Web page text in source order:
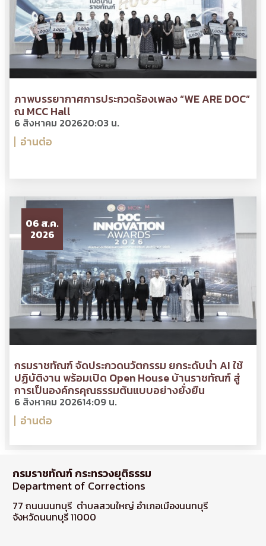
ภาพบรรยากาศการประกวดร้องเพลง “WE ARE DOC”
ณ MCC Hall
6 สิงหาคม 202620:03 น.
อ่านต่อ
06 ส.ค.
2026
กรมราชทัณฑ์ จัดประกวดนวัตกรรม ยกระดับนำ AI ใช้
ปฏิบัติงาน พร้อมเปิด Open House บ้านราชทัณฑ์ สู่
การเป็นองค์กรคุณธรรมต้นแบบอย่างยั่งยืน
6 สิงหาคม 202614:09 น.
อ่านต่อ
กรมราชทัณฑ์ กระทรวงยุติธรรม
Department of Corrections
77 ถนนนนทบุรี ตำบลสวนใหญ่ อำเภอเมืองนนทบุรี
จังหวัดนนทบุรี 11000